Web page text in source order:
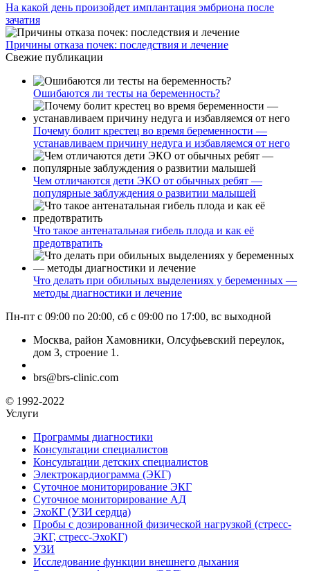
На какой день произойдет имплантация эмбриона после
зачатия
Причины отказа почек: последствия и лечение
Свежие публикации
Ошибаются ли тесты на беременность?
Почему болит крестец во время беременности —
устанавливаем причину недуга и избавляемся от него
Чем отличаются дети ЭКО от обычных ребят —
популярные заблуждения о развитии малышей
Что такое антенатальная гибель плода и как её
предотвратить
Что делать при обильных выделениях у беременных —
методы диагностики и лечение
Пн-пт с 09:00 по 20:00, сб с 09:00 по 17:00, вс выходной
Москва, район Хамовники, Олсуфьевский переулок,
дом 3, строение 1.
brs@brs-clinic.com
© 1992-2022
Услуги
Программы диагностики
Консультации специалистов
Консультации детских специалистов
Электрокардиограмма (ЭКГ)
Суточное мониторирование ЭКГ
Суточное мониторирование АД
ЭхоКГ (УЗИ сердца)
Пробы с дозированной физической нагрузкой (стресс-
ЭКГ, стресс-ЭхоКГ)
УЗИ
Исследование функции внешнего дыхания